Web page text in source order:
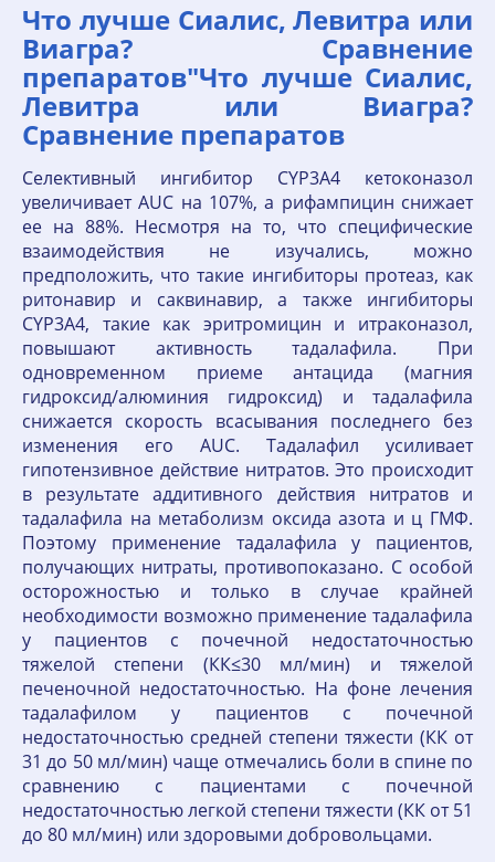
Что лучше Сиалис, Левитра или
Виагра? Сравнение
препаратов"Что лучше Сиалис,
Левитра или Виагра?
Сравнение препаратов
Селективный ингибитор CYP3A4 кетоконазол
увеличивает AUC на 107%, а рифампицин снижает
ее на 88%. Несмотря на то, что специфические
взаимодействия не изучались, можно
предположить, что такие ингибиторы протеаз, как
ритонавир и саквинавир, а также ингибиторы
CYP3A4, такие как эритромицин и итраконазол,
повышают активность тадалафила. При
одновременном приеме антацида (магния
гидроксид/алюминия гидроксид) и тадалафила
снижается скорость всасывания последнего без
изменения его AUC. Тадалафил усиливает
гипотензивное действие нитратов. Это происходит
в результате аддитивного действия нитратов и
тадалафила на метаболизм оксида азота и ц ГМФ.
Поэтому применение тадалафила у пациентов,
получающих нитраты, противопоказано. С особой
осторожностью и только в случае крайней
необходимости возможно применение тадалафила
у пациентов с почечной недостаточностью
тяжелой степени (КК≤30 мл/мин) и тяжелой
печеночной недостаточностью. На фоне лечения
тадалафилом у пациентов с почечной
недостаточностью средней степени тяжести (КК от
31 до 50 мл/мин) чаще отмечались боли в спине по
сравнению с пациентами с почечной
недостаточностью легкой степени тяжести (КК от 51
до 80 мл/мин) или здоровыми добровольцами.